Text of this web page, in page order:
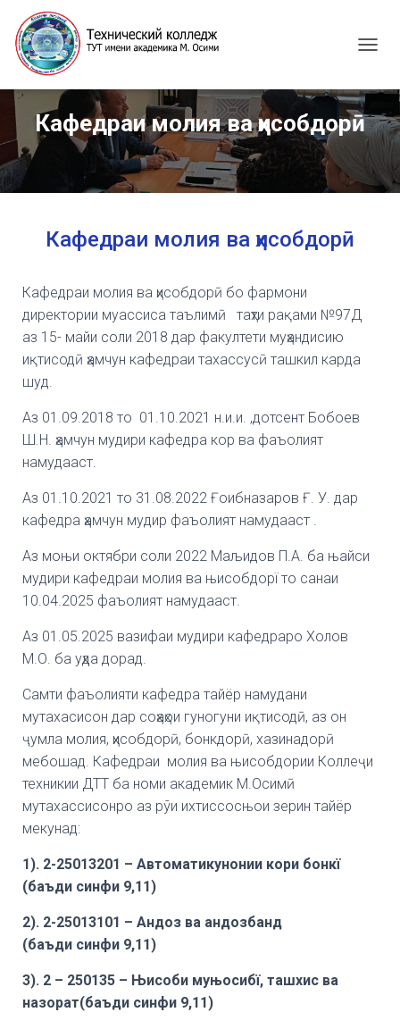
G
L
E
V
Кафедраи молия ва ҳисобдорӣ
Кафедраи молия ва ҳисобдорӣ
Кафедраи молия ва ҳисобдорӣ бо фармони
директории муассиса таълимӣ таҳти рақами №97Д
аз 15- майи соли 2018 дар факултети муҳандисию
иқтисодӣ ҳамчун кафедраи тахассусӣ ташкил карда
шуд.
Аз 01.09.2018 то 01.10.2021 н.и.и. ,дотсент Бобоев
Ш.Н. ҳамчун мудири кафедра кор ва фаъолият
намудааст.
Аз 01.10.2021 то 31.08.2022 Ғоибназаров Ғ. У. дар
кафедра ҳамчун мудир фаъолият намудааст .
Аз моњи октябри соли 2022 Маљидов П.А. ба њайси
мудири кафедраи молия ва њисобдорї то санаи
10.04.2025 фаъолият намудааст.
Аз 01.05.2025 вазифаи мудири кафедраро Холов
М.О. ба уҳда дорад.
Самти фаъолияти кафедра тайёр намудани
мутахасисон дар соҳаҳои гуногуни иқтисодӣ, аз он
ҷумла молия, ҳисобдорӣ, бонкдорӣ, хазинадорӣ
мебошад. Кафедраи молия ва њисобдории Коллеҷи
техникии ДТТ ба номи академик М.Осимӣ
мутахассисонро аз рўи ихтиссосњои зерин тайёр
мекунад:
1). 2-25013201 – Автоматикунонии кори бонкї
(баъди синфи 9,11)
2). 2-25013101 – Андоз ва андозбанд
(баъди синфи 9,11)
3). 2 – 250135 – Њисоби муњосибї, ташхис ва
назорат(баъди синфи 9,11)